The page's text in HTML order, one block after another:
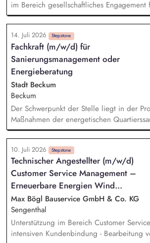
im Bereich gesellschaftliches Engagement
Penny sowie bei Klima- und
aktiv bei der internen und externen
unseren Projekten mit. Du erstellst
und Entscheidungsvorlagen und bringst
Weiterentwicklung unserer
übernimmst Eigenverantwortung für
definierte Aufgabenbereiche sowie
Team.
14. Juli 2026 Stepstone
Fachkraft (m/w/d) für
Sanierungsmanagement oder
Energieberatung
Stadt Beckum
Beckum
Der Schwerpunkt der Stelle liegt in der
Maßnahmen der energetischen
kommunalen Wärmeplanung im
Beckum sowie Vor-Ort-Beratungen: -
Projektmanagements wie Koordination der
verschiedener Maßnahmen der
Quartierssanierung und kommunalen
deren Projektüberwachung - Aktive
Beratung von privaten
eigentümern zu energetischen
staatlichen Fördermöglichkeiten -
der Entwicklung konkreter Qualitätsziele,
oder Energieeffizienzstandards und
10. Juli 2026 Stepstone
Technischer Angestellter (m/w/d)
Customer Service Management –
Erneuerbare Energien Wind...
Max Bögl Bauservice GmbH & Co. KG
Sengenthal
Unterstützung im Bereich Customer
intensiven Kundenbindung - Bearbeitung